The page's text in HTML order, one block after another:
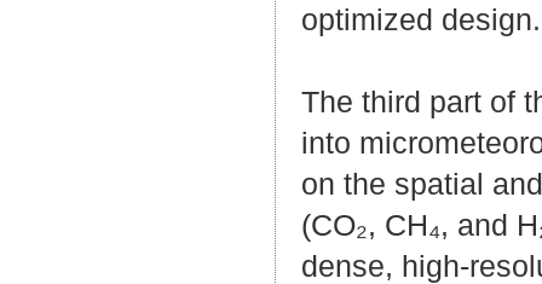
optimized design.
The third part of
into
on the spatial
(CO₂, CH₄, and
dense, high-